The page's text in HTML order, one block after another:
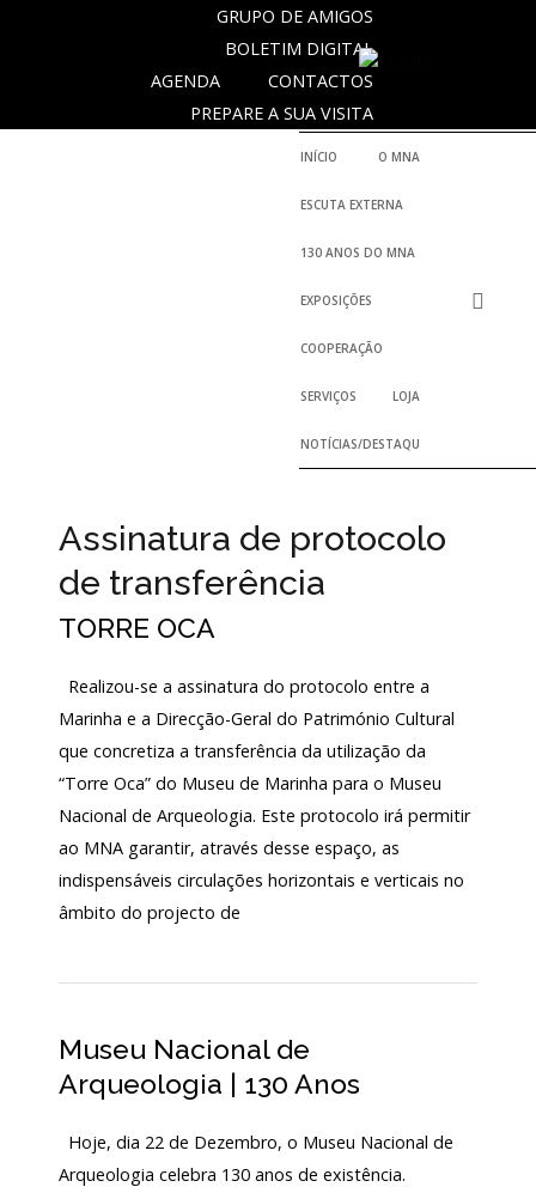
Login
Início
ESCUTA
EXTERNA
ANOS
Serviços
Notícias/Destaques
GRUPO DE AMIGOS
BOLETIM DIGITAL
CONTACTOS
AGENDA
PREPARE A SUA VISITA
INÍCIO O MNA
ESCUTA EXTERNA
130 ANOS DO MNA
EXPOSIÇÕES
COOPERAÇÃO
SERVIÇOS LOJA
NOTÍCIAS/DESTAQUES
Assinatura de protocolo
de transferência
TORRE OCA
Realizou-se a assinatura do protocolo entre a
Marinha e a Direcção-Geral do Património Cultural
que concretiza a transferência da utilização da
“Torre Oca” do Museu de Marinha para o Museu
Nacional de Arqueologia. Este protocolo irá permitir
ao MNA garantir, através desse espaço, as
indispensáveis circulações horizontais e verticais no
âmbito do projecto de
Museu Nacional de
Arqueologia | 130 Anos
Hoje, dia 22 de Dezembro, o Museu Nacional de
Arqueologia celebra 130 anos de existência.